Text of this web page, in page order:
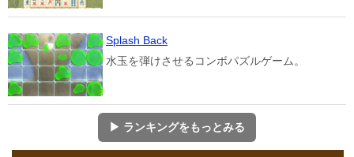
Splash Back
水玉を弾けさせるコンボパズルゲーム。
▶ ランキングをもっとみる